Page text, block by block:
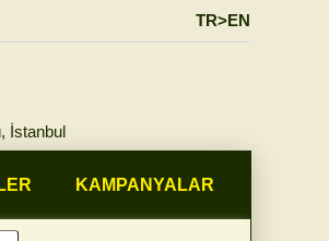
TR>EN
İstanbul
KAMPANYALAR